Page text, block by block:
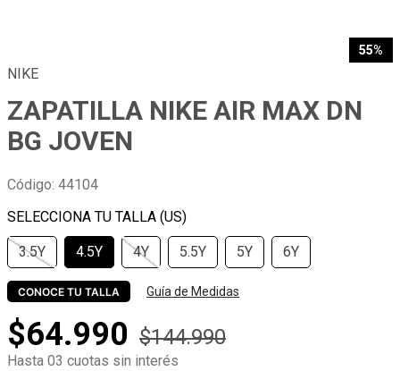
55%
NIKE
ZAPATILLA NIKE AIR MAX DN
BG JOVEN
Código: 44104
3.5Y 4.5Y 4Y 5.5Y 5Y 6Y
CONOCE TU TALLA Guía de Medidas
$64.990 $144.990
Hasta 03 cuotas sin interés